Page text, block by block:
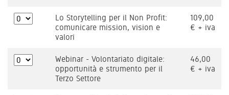
Lo Storytelling per il Non Profit:
comunicare mission, vision e
valori
109,00
€ + iva
Webinar - Volontariato digitale:
opportunità e strumento per il
Terzo Settore
46,00
€ + iva